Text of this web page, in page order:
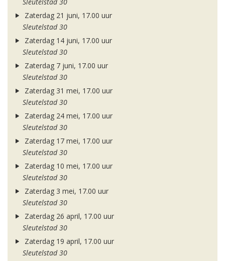
Sleutelstad 30
Zaterdag 21 juni, 17.00 uur
Sleutelstad 30
Zaterdag 14 juni, 17.00 uur
Sleutelstad 30
Zaterdag 7 juni, 17.00 uur
Sleutelstad 30
Zaterdag 31 mei, 17.00 uur
Sleutelstad 30
Zaterdag 24 mei, 17.00 uur
Sleutelstad 30
Zaterdag 17 mei, 17.00 uur
Sleutelstad 30
Zaterdag 10 mei, 17.00 uur
Sleutelstad 30
Zaterdag 3 mei, 17.00 uur
Sleutelstad 30
Zaterdag 26 april, 17.00 uur
Sleutelstad 30
Zaterdag 19 april, 17.00 uur
Sleutelstad 30